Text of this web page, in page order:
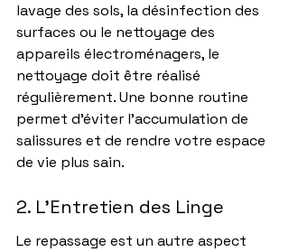
lavage des sols, la désinfection des
surfaces ou le nettoyage des
appareils électroménagers, le
nettoyage doit être réalisé
régulièrement. Une bonne routine
permet d’éviter l’accumulation de
salissures et de rendre votre espace
de vie plus sain.
2. L'Entretien des Linge
Le repassage est un autre aspect